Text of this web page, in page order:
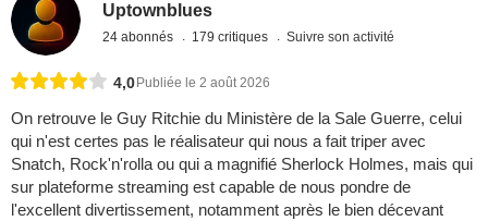
Uptownblues
24 abonnés 179 critiques Suivre son activité
4,0Publiée le 2 août 2026
On retrouve le Guy Ritchie du Ministère de la Sale Guerre, celui
qui n'est certes pas le réalisateur qui nous a fait triper avec
Snatch, Rock'n'rolla ou qui a magnifié Sherlock Holmes, mais qui
sur plateforme streaming est capable de nous pondre de
l'excellent divertissement, notamment après le bien décevant